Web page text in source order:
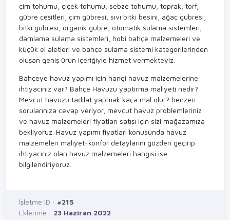
çim tohumu, çiçek tohumu, sebze tohumu, toprak, torf,
gübre çeşitleri, çim gübresi, sıvı bitki besini, ağaç gübresi,
bitki gübresi, organik gübre, otomatik sulama sistemleri,
damlama sulama sistemleri, hobi bahçe malzemeleri ve
küçük el aletleri ve bahçe sulama sistemi kategorilerinden
oluşan geniş ürün içeriğiyle hizmet vermekteyiz.
Bahçeye havuz yapımı için hangi havuz malzemelerine
ihtiyacınız var? Bahçe Havuzu yaptırma maliyeti nedir?
Mevcut havuzu tadilat yapmak kaça mal olur? benzeri
sorularınıza cevap veriyor, mevcut havuz problemleriniz
ve havuz malzemeleri fiyatları satışı için sizi mağazamıza
bekliyoruz. Havuz yapımı fiyatları konusunda havuz
malzemeleri maliyet-konfor detaylarını gözden geçirip
ihtiyacınız olan havuz malzemeleri hangisi ise
bilgilendiriyoruz.
İşletme ID : #215
Eklenme : 23 Haziran 2022